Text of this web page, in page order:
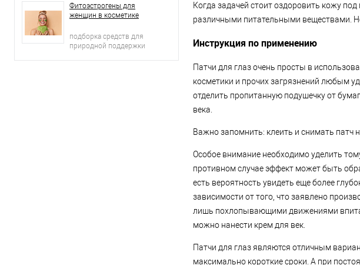
Фитоэстрогены для
женщин в косметике
подборка средств для
природной поддержки
Когда задачей стоит оздоровить кожу
различными питательными веществами.
Инструкция по применению
Патчи для глаз очень просты в
косметики и прочих загрязнений любым
отделить пропитанную подушечку от
века.
Важно запомнить: клеить и снимать патч
Особое внимание необходимо уделить
противном случае эффект может быть
есть вероятность увидеть еще более
зависимости от того, что заявлено
лишь похлопывающими движениями
можно нанести крем для век.
Патчи для глаз являются отличным
максимально короткие сроки. А при